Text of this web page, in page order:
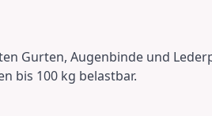
Gurten, Augenbinde und
bis 100 kg belastbar.